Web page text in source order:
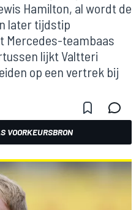
Hamilton, al wordt de
later tijdstip
Mercedes-teambaas
lijkt Valtteri
op een vertrek bij
VOORKEURSBRON